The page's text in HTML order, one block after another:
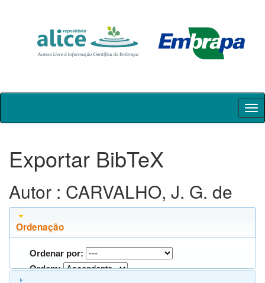
Skip
Exportar BibTeX
Autor : CARVALHO, J. G. de
Ordenação
Ordenar por:
Ordem: